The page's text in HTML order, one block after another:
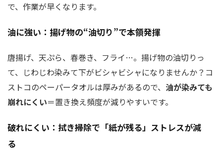
で、作業が早くなります。
油に強い：揚げ物の“油切り”で本領発揮
唐揚げ、天ぷら、春巻き、フライ…。揚げ物の油切りっ
て、じわじわ染みて下がビシャビシャになりませんか？コ
ストコのペーパータオルは厚みがあるので、 油が染みても
崩れにくい＝置き換え頻度が減りやすいです。
破れにくい：拭き掃除で「紙が残る」ストレスが減
る